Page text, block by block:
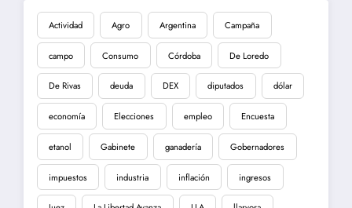
Actividad Agro Argentina Campaña
campo Consumo Córdoba De Loredo
De Rivas deuda DEX diputados dólar
economía Elecciones empleo Encuesta
etanol Gabinete ganadería Gobernadores
impuestos industria inflación ingresos